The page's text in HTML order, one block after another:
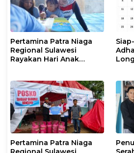
Pertamina Patra Niaga
Regional Sulawesi
Rayakan Hari Anak
Tumbuh Generasi
Penjaga Pesisir
Pertamina Patra Niaga